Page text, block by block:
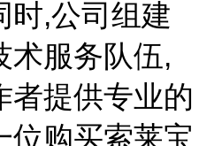
时,公司组建
术服务队伍,
者提供专业的
位购买索莱宝